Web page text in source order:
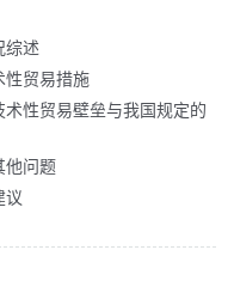
综述
性贸易措施
性贸易壁垒与我国规定的
他问题
议